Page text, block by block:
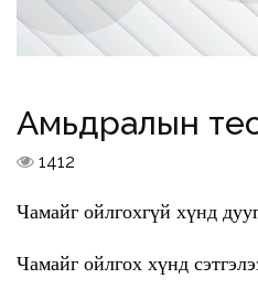
Амьдралын
1412
Чамайг ойлгохгүй хүнд
Чамайг ойлгох хүнд